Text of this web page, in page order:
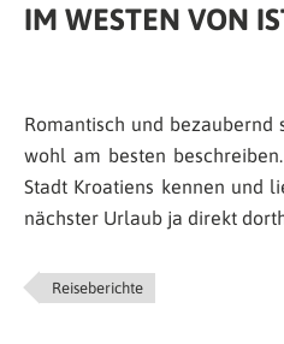
IM WESTEN VON
Romantisch und bezaubernd
wohl am besten
Stadt Kroatiens kennen und
nächster Urlaub ja direkt
Reiseberichte